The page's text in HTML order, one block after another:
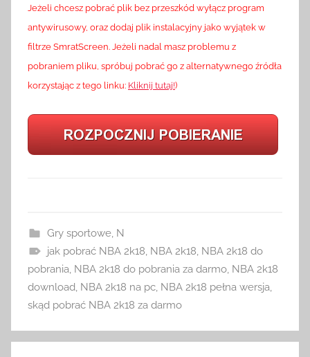
Jeżeli chcesz pobrać plik bez przeszkód wyłącz program
antywirusowy, oraz dodaj plik instalacyjny jako wyjątek w
filtrze SmratScreen. Jeżeli nadal masz problemu z
pobraniem pliku, spróbuj pobrać go z alternatywnego źródła
korzystając z tego linku: Kliknij tutaj!)
Gry sportowe, N
jak pobrać NBA 2k18, NBA 2k18, NBA 2k18 do
pobrania, NBA 2k18 do pobrania za darmo, NBA 2k18
download, NBA 2k18 na pc, NBA 2k18 pełna wersja,
skąd pobrać NBA 2k18 za darmo